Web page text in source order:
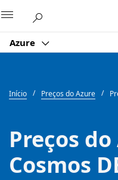
Azure
Início Preços do Azure
Preços
Cosmos